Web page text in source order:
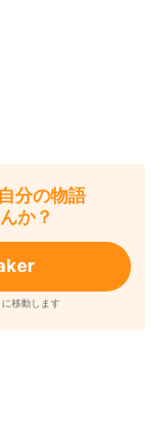
分の物語
か？
移動します